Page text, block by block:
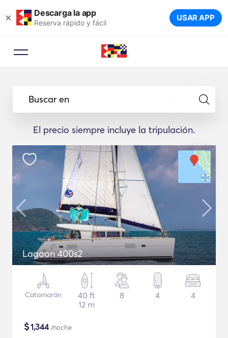
× Descarga la app
Reserva rápido y fácil USAR APP
Buscar en
El precio siempre incluye la tripulación.
Lagoon 400s2
Catamarán
40 ft
12 m
8 4 4
$1,344/noche